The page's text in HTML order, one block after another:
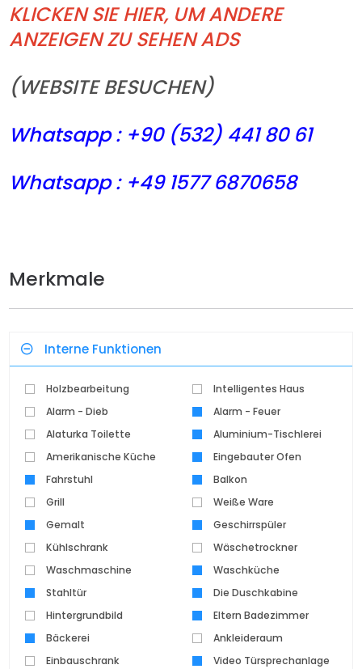
KLICKEN SIE HIER, UM ANDERE
ANZEIGEN ZU SEHEN ADS
(WEBSITE BESUCHEN)
Whatsapp : +90 (532) 44180 61
Whatsapp : +49 1577 6870658
Merkmale
Interne Funktionen
Holzbearbeitung
Intelligentes Haus
Alarm - Dieb
Alarm - Feuer
Alaturka Toilette
Aluminium-Tischlerei
Amerikanische Küche
Eingebauter Ofen
Fahrstuhl
Balkon
Grill
Weiße Ware
Gemalt
Geschirrspüler
Kühlschrank
Wäschetrockner
Waschmaschine
Waschküche
Stahltür
Die Duschkabine
Hintergrundbild
Eltern Badezimmer
Bäckerei
Ankleideraum
Einbauschrank
Video Türsprechanlage